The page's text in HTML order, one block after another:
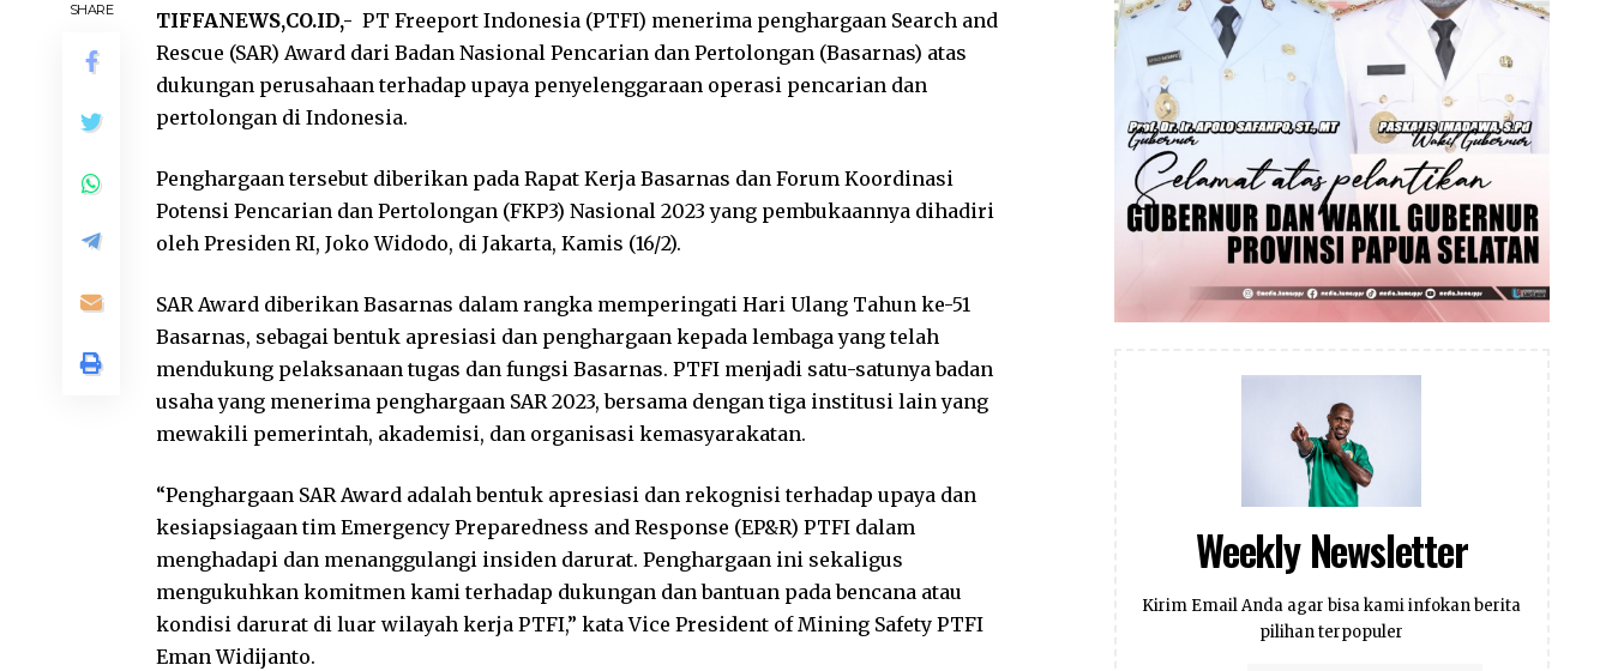
SHARE TIFFANEWS,CO.ID,- PT Freeport Indonesia (PTFI) menerima penghargaan Search and
Rescue (SAR) Award dari Badan Nasional Pencarian dan Pertolongan (Basarnas) atas
dukungan perusahaan terhadap upaya penyelenggaraan operasi pencarian dan
pertolongan di Indonesia.
Penghargaan tersebut diberikan pada Rapat Kerja Basarnas dan Forum Koordinasi
Potensi Pencarian dan Pertolongan (FKP3) Nasional 2023 yang pembukaannya dihadiri
oleh Presiden RI, Joko Widodo, di Jakarta, Kamis (16/2).
SAR Award diberikan Basarnas dalam rangka memperingati Hari Ulang Tahun ke-51
Basarnas, sebagai bentuk apresiasi dan penghargaan kepada lembaga yang telah
mendukung pelaksanaan tugas dan fungsi Basarnas. PTFI menjadi satu-satunya badan
usaha yang menerima penghargaan SAR 2023, bersama dengan tiga institusi lain yang
mewakili pemerintah, akademisi, dan organisasi kemasyarakatan.
“Penghargaan SAR Award adalah bentuk apresiasi dan rekognisi terhadap upaya dan
kesiapsiagaan tim Emergency Preparedness and Response (EP&R) PTFI dalam
menghadapi dan menanggulangi insiden darurat. Penghargaan ini sekaligus
mengukuhkan komitmen kami terhadap dukungan dan bantuan pada bencana atau
kondisi darurat di luar wilayah kerja PTFI,” kata Vice President of Mining Safety PTFI
Eman Widijanto.
Weekly Newsletter
Kirim Email Anda agar bisa kami infokan berita
pilihan terpopuler